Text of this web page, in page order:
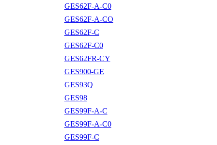
GES62F-A-C0
GES62F-A-CO
GES62F-C
GES62F-C0
GES62FR-CY
GES900-GE
GES93Q
GES98
GES99F-A-C
GES99F-A-C0
GES99F-C